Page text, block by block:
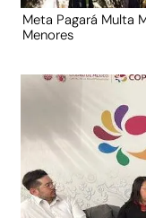
Meta Pagará Multa
Menores